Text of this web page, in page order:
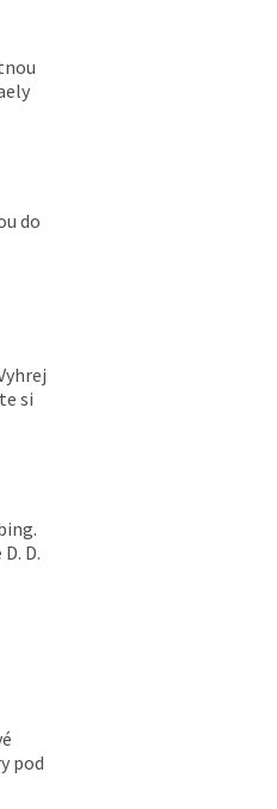
do
si
D.
pod